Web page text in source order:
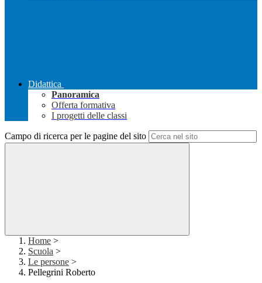
Didattica
Panoramica
Offerta formativa
I progetti delle classi
Campo di ricerca per le pagine del sito
Home >
Scuola >
Le persone >
Pellegrini Roberto